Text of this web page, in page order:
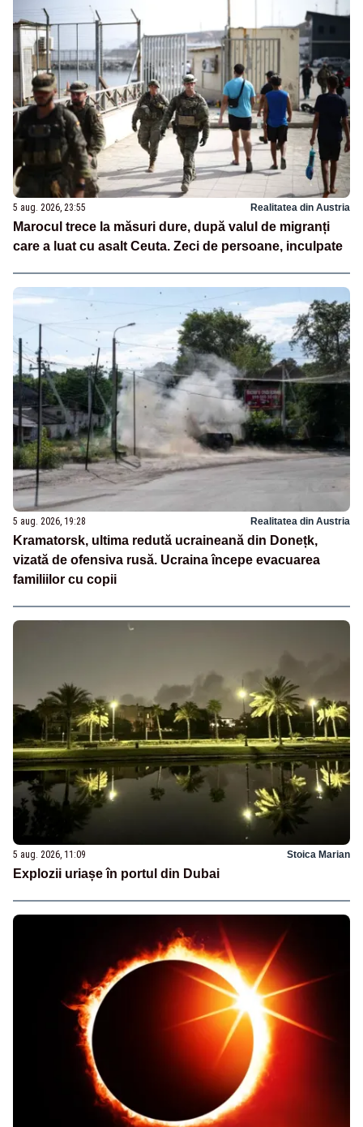
5 aug. 2026, 23:55 Realitatea din Austria
Marocul trece la măsuri dure, după valul de migranți
care a luat cu asalt Ceuta. Zeci de persoane, inculpate
5 aug. 2026, 19:28 Realitatea din Austria
Kramatorsk, ultima redută ucraineană din Donețk,
vizată de ofensiva rusă. Ucraina începe evacuarea
familiilor cu copii
5 aug. 2026, 11:09 Stoica Marian
Explozii uriașe în portul din Dubai